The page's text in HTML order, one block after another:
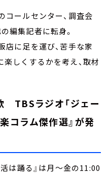
コールセンター、調査会
編集記者に転身。
に足を運び、苦手な家
しくするかを考え、取材
TBSラジオ「ジェー
コラム傑作選』が発
は踊る』は月～金の11:00